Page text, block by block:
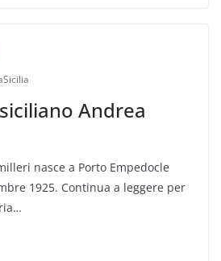
Andrea
nasce a Porto Empedocle
1925. Continua a leggere per